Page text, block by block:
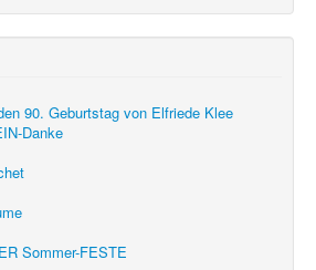
90. Geburtstag von Elfriede Klee
Danke
Sommer-FESTE